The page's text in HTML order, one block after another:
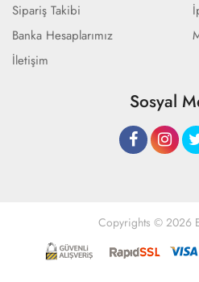
Sipariş Takibi
Banka Hesaplarımız
İletişim
Sosyal
Copyrights © 2026